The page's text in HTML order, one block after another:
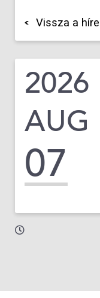
Vissza a
2026
AUG
07